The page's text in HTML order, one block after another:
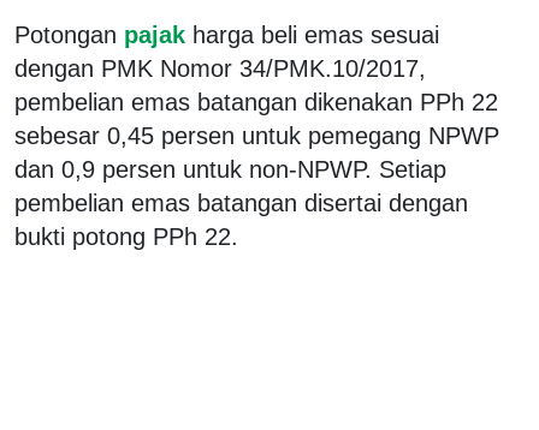
Potongan pajak harga beli emas sesuai
dengan PMK Nomor 34/PMK.10/2017,
pembelian emas batangan dikenakan PPh 22
sebesar 0,45 persen untuk pemegang NPWP
dan 0,9 persen untuk non-NPWP. Setiap
pembelian emas batangan disertai dengan
bukti potong PPh 22.